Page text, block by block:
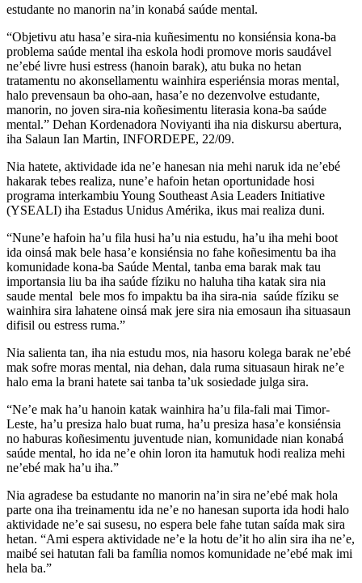
estudante no manorin na’in konabá saúde mental.
“Objetivu atu hasa’e sira-nia kuñesimentu no konsiénsia kona-ba
problema saúde mental iha eskola hodi promove moris saudável
ne’ebé livre husi estress (hanoin barak), atu buka no hetan
tratamentu no akonsellamentu wainhira esperiénsia moras mental,
halo prevensaun ba oho-aan, hasa’e no dezenvolve estudante,
manorin, no joven sira-nia koñesimentu literasia kona-ba saúde
mental.” Dehan Kordenadora Noviyanti iha nia diskursu abertura,
iha Salaun Ian Martin, INFORDEPE, 22/09.
Nia hatete, aktividade ida ne’e hanesan nia mehi naruk ida ne’ebé
hakarak tebes realiza, nune’e hafoin hetan oportunidade hosi
programa interkambiu Young Southeast Asia Leaders Initiative
(YSEALI) iha Estadus Unidus Amérika, ikus mai realiza duni.
“Nune’e hafoin ha’u fila husi ha’u nia estudu, ha’u iha mehi boot
ida oinsá mak bele hasa’e konsiénsia no fahe koñesimentu ba iha
komunidade kona-ba Saúde Mental, tanba ema barak mak tau
importansia liu ba iha saúde fíziku no haluha tiha katak sira nia
saude mental bele mos fo impaktu ba iha sira-nia saúde fíziku se
wainhira sira lahatene oinsá mak jere sira nia emosaun iha situasaun
difisil ou estress ruma.”
Nia salienta tan, iha nia estudu mos, nia hasoru kolega barak ne’ebé
mak sofre moras mental, nia dehan, dala ruma situasaun hirak ne’e
halo ema la brani hatete sai tanba ta’uk sosiedade julga sira.
“Ne’e mak ha’u hanoin katak wainhira ha’u fila-fali mai Timor-
Leste, ha’u presiza halo buat ruma, ha’u presiza hasa’e konsiénsia
no haburas koñesimentu juventude nian, komunidade nian konabá
saúde mental, ho ida ne’e ohin loron ita hamutuk hodi realiza mehi
ne’ebé mak ha’u iha.”
Nia agradese ba estudante no manorin na’in sira ne’ebé mak hola
parte ona iha treinamentu ida ne’e no hanesan suporta ida hodi halo
aktividade ne’e sai susesu, no espera bele fahe tutan saída mak sira
hetan. “Ami espera aktividade ne’e la hotu de’it ho alin sira iha ne’e,
maibé sei hatutan fali ba família nomos komunidade ne’ebé mak imi
hela ba.”